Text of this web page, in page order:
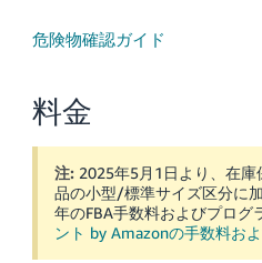
危険物確認ガイド
料金
注: 2025年5月1日より、在
品の小型/標準サイズ区分に
年のFBA手数料およびプログ
ント by Amazonの手数料お